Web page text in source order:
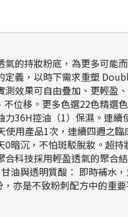
氣的持妝粉底，為更多可
義，以時下需求重塑
效果可自由疊加、更輕
位移。更多色選22色精
36H控油（1）保濕。連
用產品1次，連續四週之
暗沉，不怕斑駁脫妝。超
科技採用輕盈透氣的聚
油與透明質酸： 即時補水
亦是不致粉刺配方中的重要